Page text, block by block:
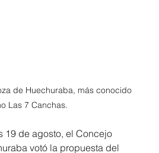
de Huechuraba, más conocido
Las 7 Canchas.
19 de agosto, el Concejo
votó la propuesta del